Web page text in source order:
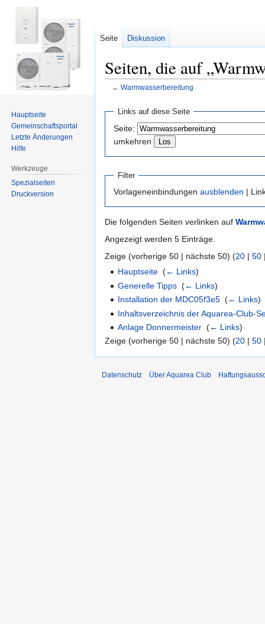
Seiten, die auf
← Warmwasserbereitung
Navigation
springen
springen
Links auf diese Seite
Seite:
umkehren
Filter
Vorlageneinbindungen ausblenden |
Die folgenden Seiten verlinken auf
Angezeigt werden 5 Einträge.
Zeige (vorherige 50 | nächste 50) (20 | 50
Hauptseite ‎(← Links)
Generelle Tipps ‎(← Links)
Installation der MDC05f3e5 ‎(← Links)
Inhaltsverzeichnis der Aquarea-Club-
Anlage Donnermeister ‎(← Links)
Zeige (vorherige 50 | nächste 50) (20 | 50
Seite Diskussion
Hauptseite
Gemeinschafts­portal
Letzte Änderungen
Hilfe
Werkzeuge
Spezialseiten
Druckversion
Datenschutz Über Aquarea Club